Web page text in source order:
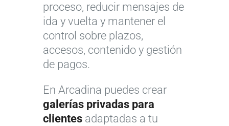
proceso, reducir mensajes de
ida y vuelta y mantener el
control sobre plazos,
accesos, contenido y gestión
de pagos.
En Arcadina puedes crear
galerías privadas para
clientes adaptadas a tu